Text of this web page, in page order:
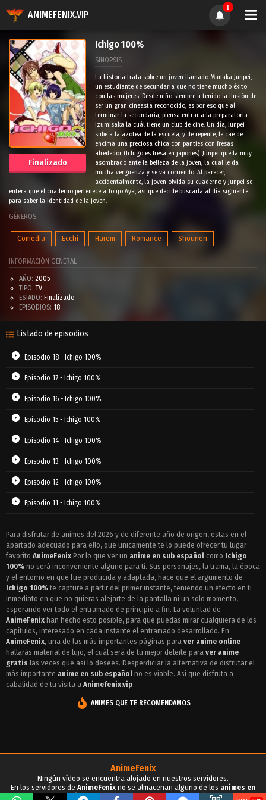
ANIMEFENIX.VIP
1
Finalizado
Ichigo 100%
SINOPSIS
La historia trata sobre un joven llamado Manaka Junpei,
un estudiante de secundaria que no tiene mucho éxito
con las mujeres. Desde niño siempre a tenido la ilusión de
ser un gran cineasta reconocido, es por eso que al
terminar la secundaria, piensa entrar a la preparatoria
Izumisaka la cuál tiene un club de cine. Un día, Junpei
sube a la azotea de la escuela, y de repente, le cae de
encima una preciosa chica con panties con fresas
alrededor (Ichigo es fresa en japones). Junpei queda muy
asombrado ante la belleza de la joven, la cual le da
mucha verguenza y se va corriendo. Al parecer,
accidentalmente, la joven olvida su cuaderno y Junpei se
entera que el cuaderno pertenece a Toujo Aya, asi que decide buscarla al día siguiente
para saber la identidad de la joven.
GÉNEROS
Comedia Ecchi Harem Romance Shounen
INFORMACIÓN GENERAL
AÑO: 2005
TIPO: TV
ESTADO: Finalizado
EPISODIOS: 18
Listado de episodios
Episodio 18 - Ichigo 100%
Episodio 17 - Ichigo 100%
Episodio 16 - Ichigo 100%
Episodio 15 - Ichigo 100%
Episodio 14 - Ichigo 100%
Episodio 13 - Ichigo 100%
Episodio 12 - Ichigo 100%
Episodio 11 - Ichigo 100%
Episodio 9 - Ichigo 100%
Episodio 8 - Ichigo 100%
Episodio 7 - Ichigo 100%
Episodio 6 - Ichigo 100%
Episodio 5 - Ichigo 100%
Episodio 4 - Ichigo 100%
Episodio 3 - Ichigo 100%
Episodio 1 - Ichigo 100%
Para disfrutar de animes del 2026 y de diferente año de origen, estas en el
apartado adecuado para ello, que unicamente te lo puede ofrecer tu lugar
favorito AnimeFenix Por lo que ver un anime en sub español como Ichigo
100% no será inconveniente alguno para ti. Sus personajes, la trama, la época
y el entorno en que fue producida y adaptada, hace que el argumento de
Ichigo 100% te capture a partir del primer instante, teniendo un efecto en ti
inmediato en que no quieras alejarte de la pantalla ni un solo momento,
esperando ver todo el entramado de principio a fin. La voluntad de
AnimeFenix han hecho esto posible, para que puedas mirar cualquiera de los
capítulos, interesado en cada instante el entramado desarrollado. En
AnimeFenix, una de las más importantes páginas para ver anime online
hallarás material de lujo, el cuál será de tu mejor deleite para ver anime
gratis las veces que así lo desees. Desperdiciar la alternativa de disfrutar el
más importante anime en sub español no es viable. Así que disfruta a
cabalidad de tu visita a Animefenix.vip
ANIMES QUE TE RECOMENDAMOS
AnimeFenix
Ningún vídeo se encuentra alojado en nuestros servidores.
En los servidores de AnimeFenix no se almacenan alguno de los animes en
sub español, para tu conocimiento y demás propósitos.